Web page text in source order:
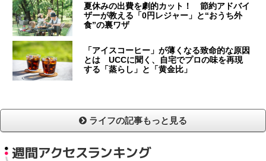
夏休みの出費を劇的カット！ 節約アドバイ
ザーが教える「0円レジャー」と“おうち外
食”の裏ワザ
「アイスコーヒー」が薄くなる致命的な原因
とは UCCに聞く、自宅でプロの味を再現
する「蒸らし」と「黄金比」
ライフの記事もっと見る
週間アクセスランキング